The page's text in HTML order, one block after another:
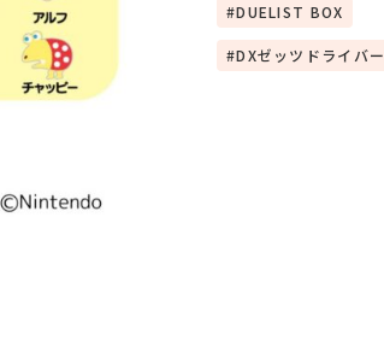
DUELIST BOX
DXゼッツドライバー